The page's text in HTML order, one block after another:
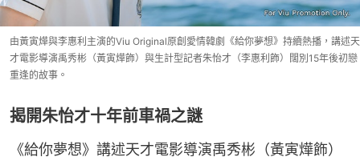
由黃寅燁與李惠利主演的Viu Original原創愛情韓劇《給你夢想》持續熱播，講述天
才電影導演禹秀彬（黃寅燁飾）與生計型記者朱怡才（李惠利飾）闊別15年後初戀
重逢的故事。
揭開朱怡才十年前車禍之謎
《給你夢想》講述天才電影導演禹秀彬（黃寅燁飾）